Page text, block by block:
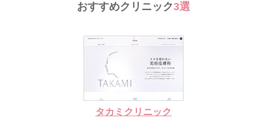
おすすめクリニック3選
タカミクリニック